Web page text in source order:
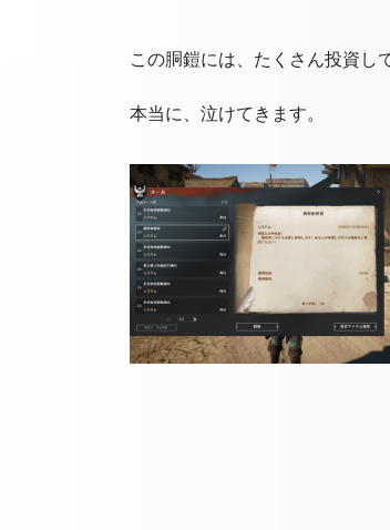
この胴鎧には、たくさん投資し
本当に、泣けてきます。